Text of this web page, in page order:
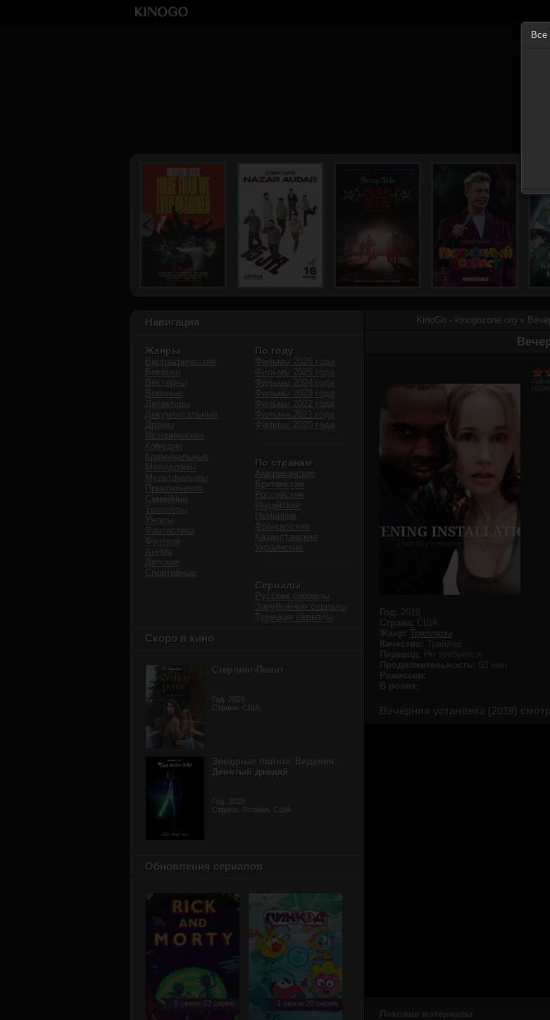
KinoGo - kinogozone.org »
Год: 2019
Страна: США
Жанр: Триллеры
Качество: Трейлер
Перевод: Не требуется
Продолжительность: 60 мин.
Режиссер:
В ролях:
Вечерняя установка (2019)
Похожие материалы
Навигация
Жанры
Биографические
Боевики
Вестерны
Военные
Детективы
Документальные
Драмы
Исторические
Комедии
Криминальные
Мелодрамы
Мультфильмы
Приключения
Семейные
Триллеры
Ужасы
Фантастика
Фэнтези
Аниме
Детские
Спортивные
По году
Фильмы 2026 года
Фильмы 2025 года
Фильмы 2024 года
Фильмы 2023 года
Фильмы 2022 года
Фильмы 2021 года
Фильмы 2020 года
По странам
Американские
Британские
Российские
Индийские
Немецкие
Французские
Казахстанские
Украинские
Сериалы
Русские сериалы
Зарубежные сериалы
Турецкие сериалы
Скоро в кино
Стерлинг-Поинт
Год: 2026
Страна: США
Звёздные войны: Видения.
Девятый джедай
Год: 2026
Страна: Япония, США
Обновления сериалов
9 сезон 10 серия 1 сезон 20 серия
Все